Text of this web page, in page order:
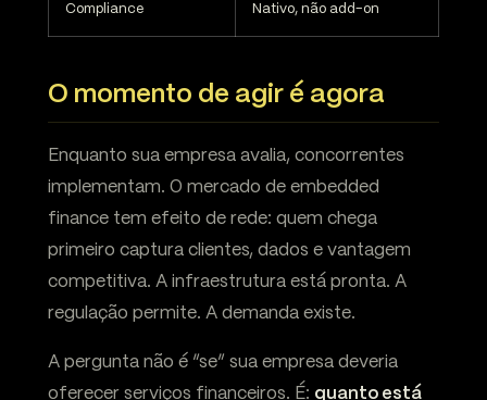
Compliance Nativo, não add-on
O momento de agir é agora
Enquanto sua empresa avalia, concorrentes
implementam. O mercado de embedded
finance tem efeito de rede: quem chega
primeiro captura clientes, dados e vantagem
competitiva. A infraestrutura está pronta. A
regulação permite. A demanda existe.
A pergunta não é “se” sua empresa deveria
oferecer serviços financeiros. É: quanto está